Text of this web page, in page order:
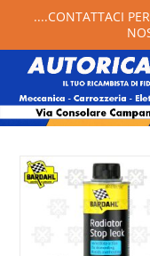
....CONTATTACI